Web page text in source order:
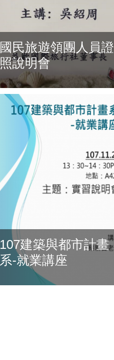
國民旅遊領團人員證
照說明會
107建築與都市計畫
系-就業講座